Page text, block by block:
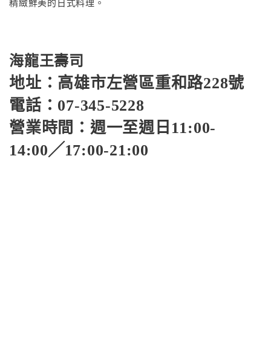
精緻鮮美的日式料理。
海龍王壽司
地址：高雄市左營區重和路228號
電話：07-345-5228
營業時間：週一至週日11:00-
14:00╱17:00-21:00